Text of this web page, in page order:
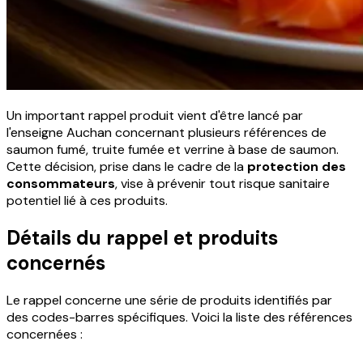
Un important rappel produit vient d'être lancé par
l'enseigne Auchan concernant plusieurs références de
saumon fumé, truite fumée et verrine à base de saumon.
Cette décision, prise dans le cadre de la protection des
consommateurs, vise à prévenir tout risque sanitaire
potentiel lié à ces produits.
Détails du rappel et produits
concernés
Le rappel concerne une série de produits identifiés par
des codes-barres spécifiques. Voici la liste des références
concernées :